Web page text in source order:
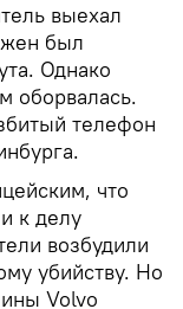
выехал
был
Однако
оборвалась.
телефон
что
к делу
возбудили
убийству. Но
Volvo